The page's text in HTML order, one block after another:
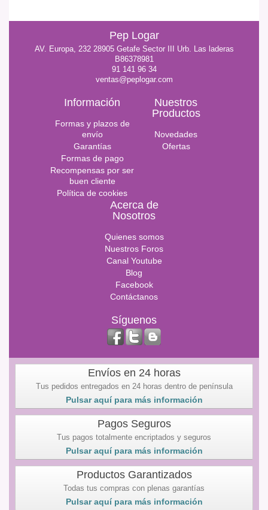
Pep Logar
AV. Europa, 232 28905 Getafe Sector III Urb. Las laderas
B86378981
91 141 96 34
ventas@peplogar.com
Información
Formas y plazos de
envío
Garantías
Formas de pago
Recompensas por ser
buen cliente
Política de cookies
Nuestros
Productos
Novedades
Ofertas
Acerca de
Nosotros
Quienes somos
Nuestros Foros
Canal Youtube
Blog
Facebook
Contáctanos
Síguenos
Envíos en 24 horas
Tus pedidos entregados en 24 horas dentro de península
Pulsar aquí para más información
Pagos Seguros
Tus pagos totalmente encriptados y seguros
Pulsar aquí para más información
Productos Garantizados
Todas tus compras con plenas garantías
Pulsar aquí para más información